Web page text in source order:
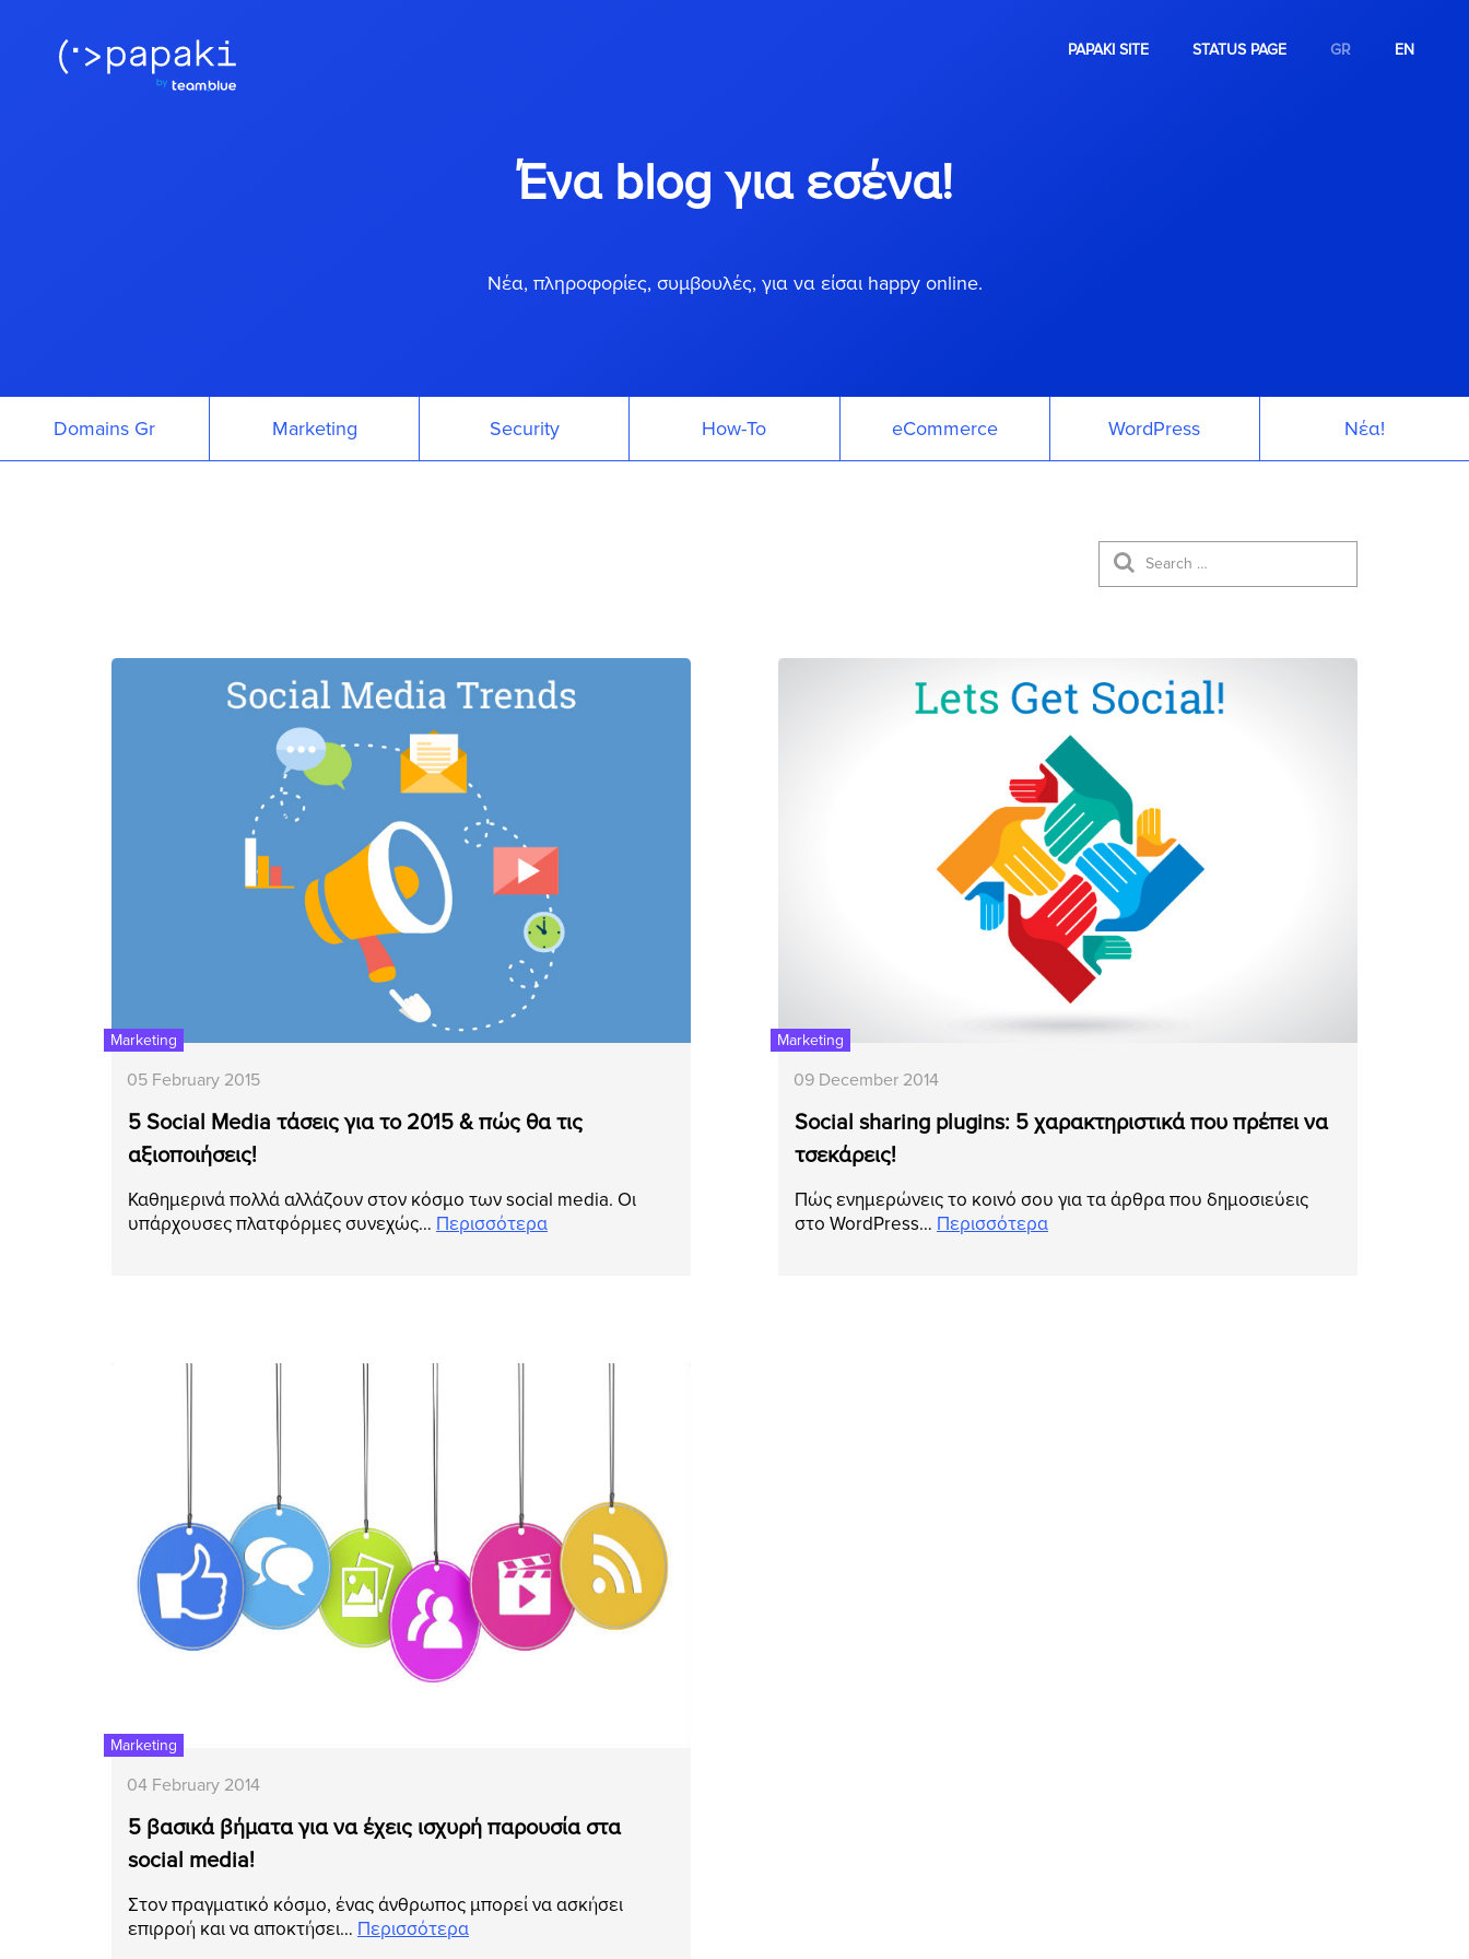
PAPAKI SITE STATUS PAGE GR EN
Ένα blog για εσένα!
Νέα, πληροφορίες, συμβουλές, για να είσαι happy online.
Domains Gr Marketing Security How-To eCommerce WordPress Νέα!
Marketing
05 February 2015
5 Social Media τάσεις για το 2015 & πώς θα τις
αξιοποιήσεις!
Καθημερινά πολλά αλλάζουν στον κόσμο των social media. Οι
υπάρχουσες πλατφόρμες συνεχώς… Περισσότερα
Marketing
09 December 2014
Social sharing plugins: 5 χαρακτηριστικά που πρέπει να
τσεκάρεις!
Πώς ενημερώνεις το κοινό σου για τα άρθρα που δημοσιεύεις
στο WordPress… Περισσότερα
Marketing
04 February 2014
5 βασικά βήματα για να έχεις ισχυρή παρουσία στα
social media!
Στον πραγματικό κόσμο, ένας άνθρωπος μπορεί να ασκήσει
επιρροή και να αποκτήσει… Περισσότερα